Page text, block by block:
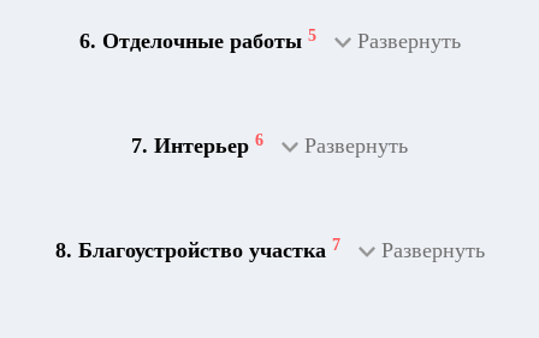
6. Отделочные работы 5 Развернуть
7. Интерьер 6 Развернуть
8. Благоустройство участка 7 Развернуть